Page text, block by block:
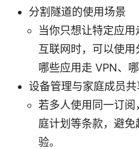
分割隧道的使用场景
当你只想让特定应
互联网时，可以使
哪些应用走 VPN、哪
设备管理与家庭成员共
若多人使用同一订
庭计划等条款，避
验。